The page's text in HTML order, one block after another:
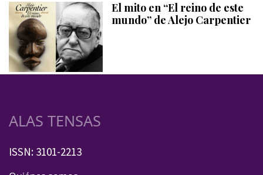
El mito en “El reino de este
mundo” de Alejo Carpentier
ALAS TENSAS
ISSN: 3101-2213